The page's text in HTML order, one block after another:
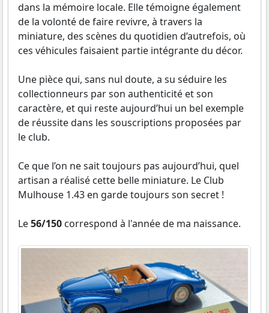
dans la mémoire locale. Elle témoigne également
de la volonté de faire revivre, à travers la
miniature, des scènes du quotidien d’autrefois, où
ces véhicules faisaient partie intégrante du décor.
Une pièce qui, sans nul doute, a su séduire les
collectionneurs par son authenticité et son
caractère, et qui reste aujourd’hui un bel exemple
de réussite dans les souscriptions proposées par
le club.
Ce que l’on ne sait toujours pas aujourd’hui, quel
artisan a réalisé cette belle miniature. Le Club
Mulhouse 1.43 en garde toujours son secret !
Le56/150 correspond à l'année de ma naissance.